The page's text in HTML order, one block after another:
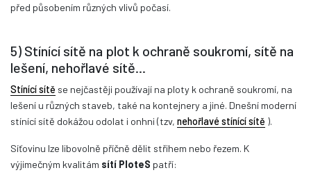
před působením různých vlivů počasí.
5) Stínící sítě na plot k ochraně soukromí, sítě na
lešení, nehořlavé sítě...
Stínící sítě se nejčastěji používají na ploty k ochraně soukromí, na
lešení u různých staveb, také na kontejnery a jiné. Dnešní moderní
stínící sítě dokážou odolat i onhni (tzv, nehořlavé stínící sítě ).
Síťovinu lze libovolně příčně dělit střihem nebo řezem. K
výjimečným kvalitám sítí PloteS patří: